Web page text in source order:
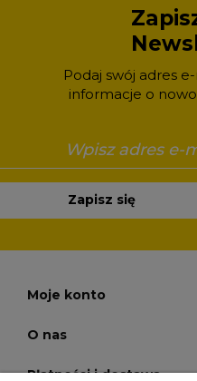
Podaj swój adres
informacje o
Zapisz się
Moje konto
O nas
Płatności i dostawa